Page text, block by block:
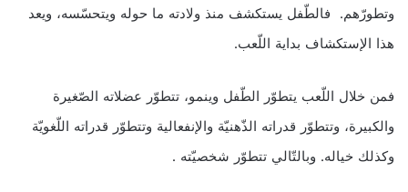
وتطورّهم. فالطّفل يستكشف منذ ولادته ما حوله ويتحسّسه، ويعد
هذا الإستكشاف بداية اللّعب.
فمن خلال اللّعب يتطوّر الطّفل وينمو، تتطوّر عضلاته الصّغيرة
والكبيرة، وتتطوّر قدراته الذّهنيّة والإنفعالية وتتطوّر قدراته اللّغويّة
وكذلك خياله. وبالتّالي تتطوّر شخصيّته .